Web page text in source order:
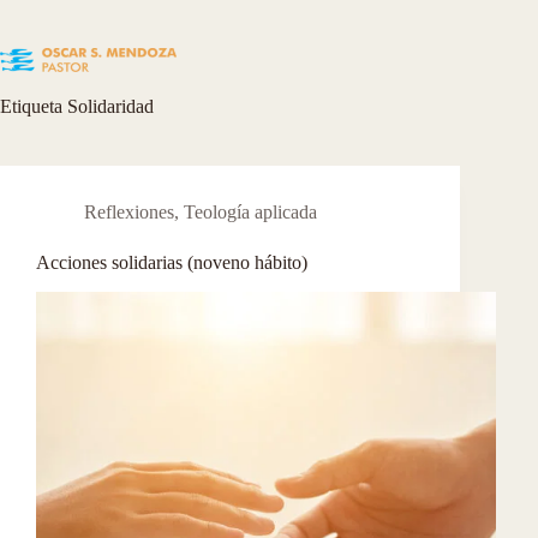
content
Etiqueta Solidaridad
Reflexiones, Teología aplicada
Acciones solidarias (noveno hábito)